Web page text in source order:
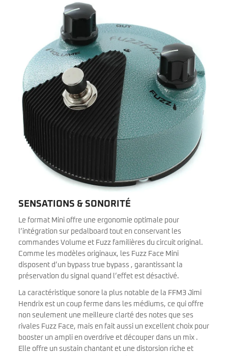
SENSATIONS & SONORITÉ
Le format Mini offre une ergonomie optimale pour
l’intégration sur pedalboard tout en conservant les
commandes Volume et Fuzz familières du circuit original.
Comme les modèles originaux, les Fuzz Face Mini
disposent d’un bypass true bypass , garantissant la
préservation du signal quand l’effet est désactivé.
La caractéristique sonore la plus notable de la FFM3 Jimi
Hendrix est un coup ferme dans les médiums, ce qui offre
non seulement une meilleure clarté des notes que ses
rivales Fuzz Face, mais en fait aussi un excellent choix pour
booster un ampli en overdrive et découper dans un mix .
Elle offre un sustain chantant et une distorsion riche et